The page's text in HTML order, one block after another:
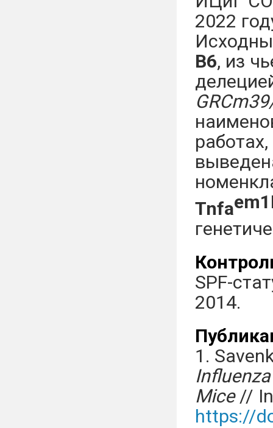
2022
B6, из
Tnfa
SPF-
2014.
1.
Mice//
https://